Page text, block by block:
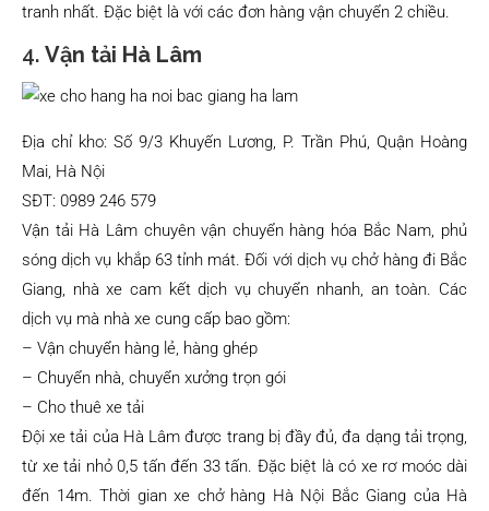
tranh nhất. Đặc biệt là với các đơn hàng vận chuyển 2 chiều.
4. Vận tải Hà Lâm
Địa chỉ kho: Số 9/3 Khuyến Lương, P. Trần Phú, Quận Hoàng
Mai, Hà Nội
SĐT: 0989 246 579
Vận tải Hà Lâm chuyên vận chuyển hàng hóa Bắc Nam, phủ
sóng dịch vụ khắp 63 tỉnh mát. Đối với dịch vụ chở hàng đi Bắc
Giang, nhà xe cam kết dịch vụ chuyển nhanh, an toàn. Các
dịch vụ mà nhà xe cung cấp bao gồm:
– Vận chuyển hàng lẻ, hàng ghép
– Chuyển nhà, chuyển xưởng trọn gói
– Cho thuê xe tải
Đội xe tải của Hà Lâm được trang bị đầy đủ, đa dạng tải trọng,
từ xe tải nhỏ 0,5 tấn đến 33 tấn. Đặc biệt là có xe rơ moóc dài
đến 14m. Thời gian xe chở hàng Hà Nội Bắc Giang của Hà